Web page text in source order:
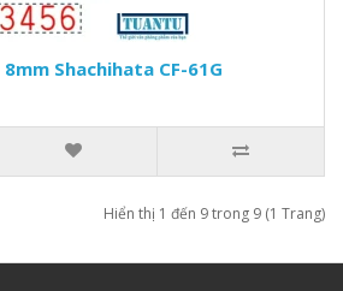
Shachihata CF-61G
Hiển thị 1 đến 9 trong 9 (1 Trang)